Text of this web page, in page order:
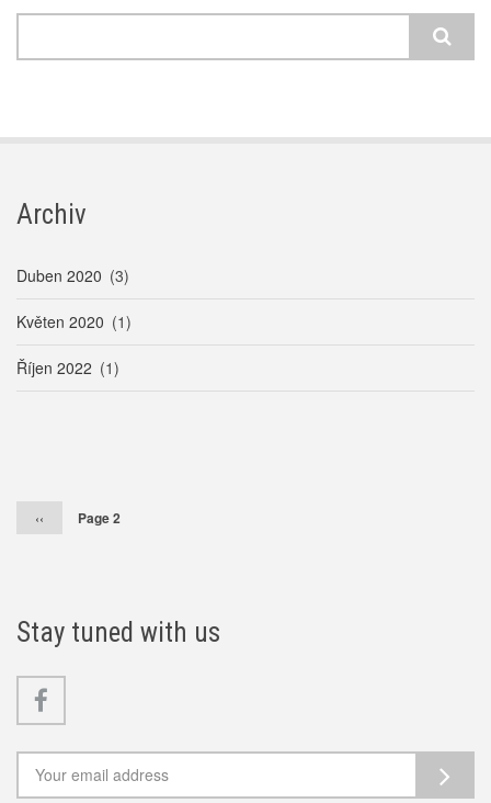
Archiv
Duben 2020 (3)
Květen 2020 (1)
Říjen 2022 (1)
Předchozí
‹‹ Page 2
Stay tuned with us